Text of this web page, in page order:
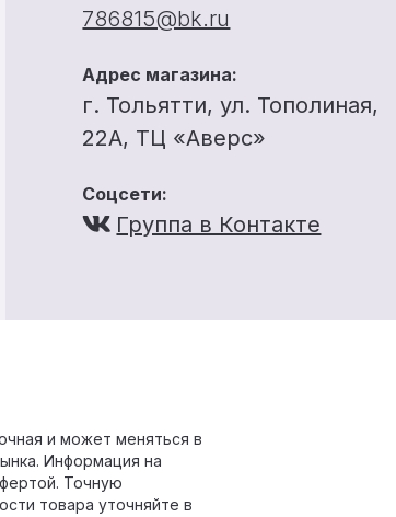
786815@bk.ru
Адрес магазина:
г. Тольятти, ул. Тополиная,
22А, ТЦ «Аверс»
Соцсети:
Группа в Контакте
и может меняться в
Информация на
Точную
товара уточняйте в